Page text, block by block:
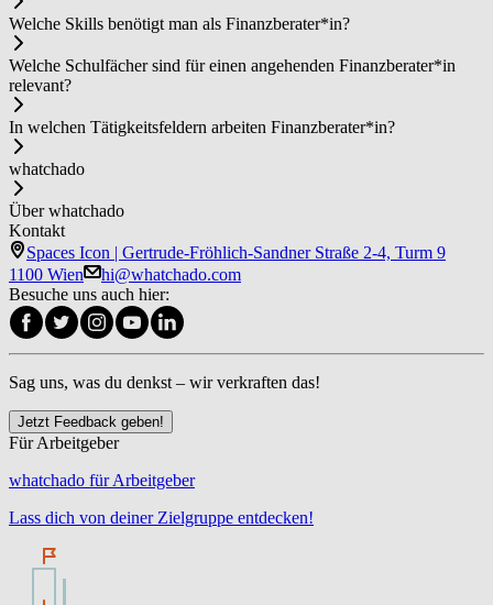
Welche Skills benötigt man als Fi­nanz­be­ra­ter*in?
Welche Schulfächer sind für einen angehenden Fi­nanz­be­ra­ter*in
relevant?
In welchen Tätigkeitsfeldern arbeiten Fi­nanz­be­ra­ter*in?
whatchado
Über whatchado
Kontakt
Spaces Icon | Gertrude-Fröhlich-Sandner Straße 2-4, Turm 9
1100 Wien
hi@whatchado.com
Besuche uns auch hier:
Sag uns, was du denkst – wir verkraften das!
Jetzt Feedback geben!
Für Arbeitgeber
whatchado für Arbeitgeber
Lass dich von deiner Zielgruppe entdecken!